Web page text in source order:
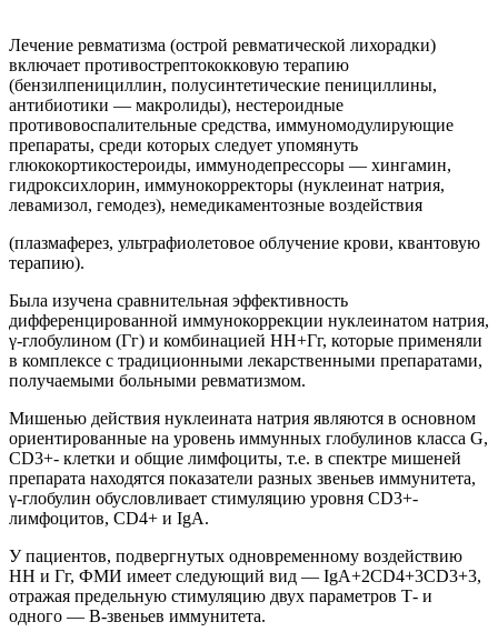
Лечение ревматизма (острой ревматической лихорадки)
включает противострептококковую терапию
(бензилпенициллин, полусинтетические пенициллины,
антибиотики — макролиды), нестероидные
противовоспалительные средства, иммуномодулирующие
препараты, среди которых следует упомянуть
глюкокортикостероиды, иммунодепрессоры — хингамин,
гидроксихлорин, иммунокорректоры (нуклеинат натрия,
левамизол, гемодез), немедикаментозные воздействия
(плазмаферез, ультрафиолетовое облучение крови, квантовую
терапию).
Была изучена сравнительная эффективность
дифференцированной иммунокоррекции нуклеинатом натрия,
γ-глобулином (Гг) и комбинацией НН+Гг, которые применяли
в комплексе с традиционными лекарственными препаратами,
получаемыми больными ревматизмом.
Мишенью действия нуклеината натрия являются в основном
ориентированные на уровень иммунных глобулинов класса G,
CD3+- клетки и общие лимфоциты, т.е. в спектре мишеней
препарата находятся показатели разных звеньев иммунитета,
γ-глобулин обусловливает стимуляцию уровня CD3+-
лимфоцитов, CD4+ и IgA.
У пациентов, подвергнутых одновременному воздействию
НН и Гг, ФМИ имеет следующий вид — IgA+2CD4+3CD3+3,
отражая предельную стимуляцию двух параметров Т- и
одного — В-звеньев иммунитета.